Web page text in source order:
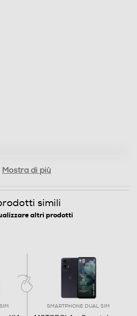
GB
Mostra di più
simili
altri prodotti
SMARTPHONE DUAL SIM